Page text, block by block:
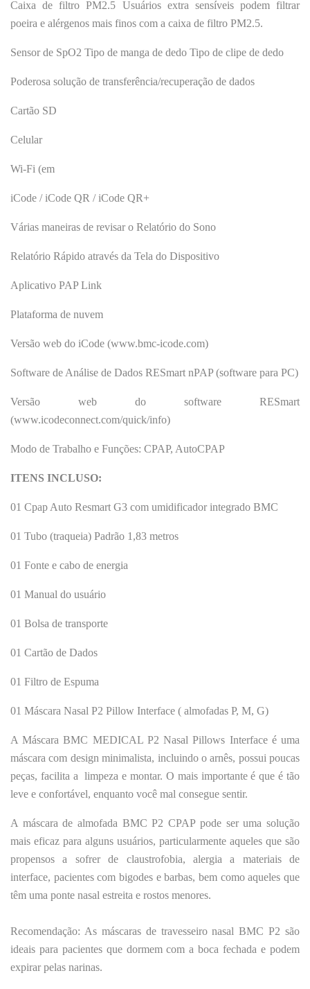
Caixa de filtro PM2.5 Usuários extra sensíveis podem filtrar
poeira e alérgenos mais finos com a caixa de filtro PM2.5.
Sensor de SpO2 Tipo de manga de dedo Tipo de clipe de dedo
Poderosa solução de transferência/recuperação de dados
Cartão SD
Celular
Wi-Fi (em
iCode / iCode QR / iCode QR+
Várias maneiras de revisar o Relatório do Sono
Relatório Rápido através da Tela do Dispositivo
Aplicativo PAP Link
Plataforma de nuvem
Versão web do iCode (www.bmc-icode.com)
Software de Análise de Dados RESmart nPAP (software para PC)
Versão web do software RESmart
(www.icodeconnect.com/quick/info)
Modo de Trabalho e Funções: CPAP, AutoCPAP
ITENS INCLUSO:
01 Cpap Auto Resmart G3 com umidificador integrado BMC
01 Tubo (traqueia) Padrão 1,83 metros
01 Fonte e cabo de energia
01 Manual do usuário
01 Bolsa de transporte
01 Cartão de Dados
01 Filtro de Espuma
01 Máscara Nasal P2 Pillow Interface ( almofadas P, M, G)
A Máscara BMC MEDICAL P2 Nasal Pillows Interface é uma
máscara com design minimalista, incluindo o arnês, possui poucas
peças, facilita a limpeza e montar. O mais importante é que é tão
leve e confortável, enquanto você mal consegue sentir.
A máscara de almofada BMC P2 CPAP pode ser uma solução
mais eficaz para alguns usuários, particularmente aqueles que são
propensos a sofrer de claustrofobia, alergia a materiais de
interface, pacientes com bigodes e barbas, bem como aqueles que
têm uma ponte nasal estreita e rostos menores.
Recomendação: As máscaras de travesseiro nasal BMC P2 são
ideais para pacientes que dormem com a boca fechada e podem
expirar pelas narinas.